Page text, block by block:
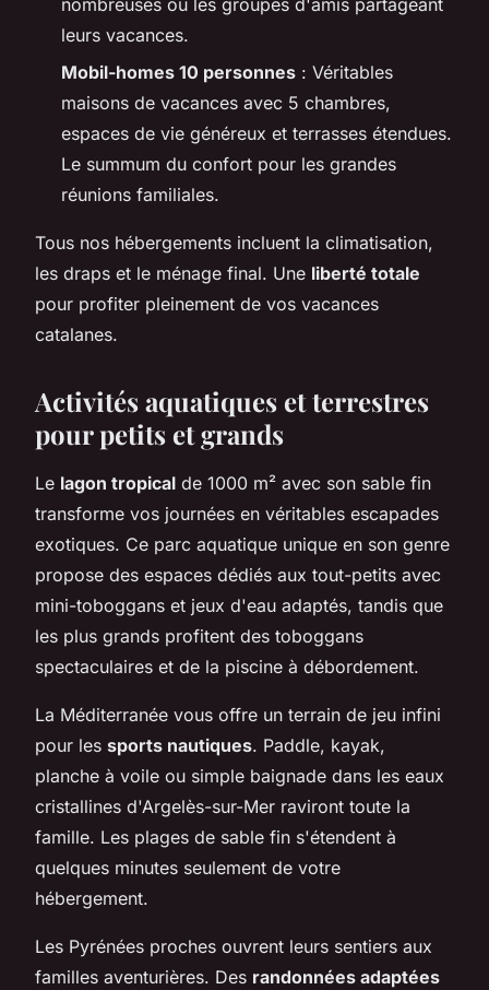
leurs vacances.
Mobil-homes 10 personnes : Véritables
maisons de vacances avec 5 chambres,
espaces de vie généreux et terrasses étendues.
Le summum du confort pour les grandes
réunions familiales.
Tous nos hébergements incluent la climatisation,
les draps et le ménage final. Une liberté totale
pour profiter pleinement de vos vacances
catalanes.
Activités aquatiques et terrestres
pour petits et grands
Le lagon tropical de 1000 m² avec son sable fin
transforme vos journées en véritables escapades
exotiques. Ce parc aquatique unique en son genre
propose des espaces dédiés aux tout-petits avec
mini-toboggans et jeux d'eau adaptés, tandis que
les plus grands profitent des toboggans
spectaculaires et de la piscine à débordement.
La Méditerranée vous offre un terrain de jeu infini
pour les sports nautiques. Paddle, kayak,
planche à voile ou simple baignade dans les eaux
cristallines d'Argelès-sur-Mer raviront toute la
famille. Les plages de sable fin s'étendent à
quelques minutes seulement de votre
hébergement.
Les Pyrénées proches ouvrent leurs sentiers aux
familles aventurières. Des randonnées adaptées